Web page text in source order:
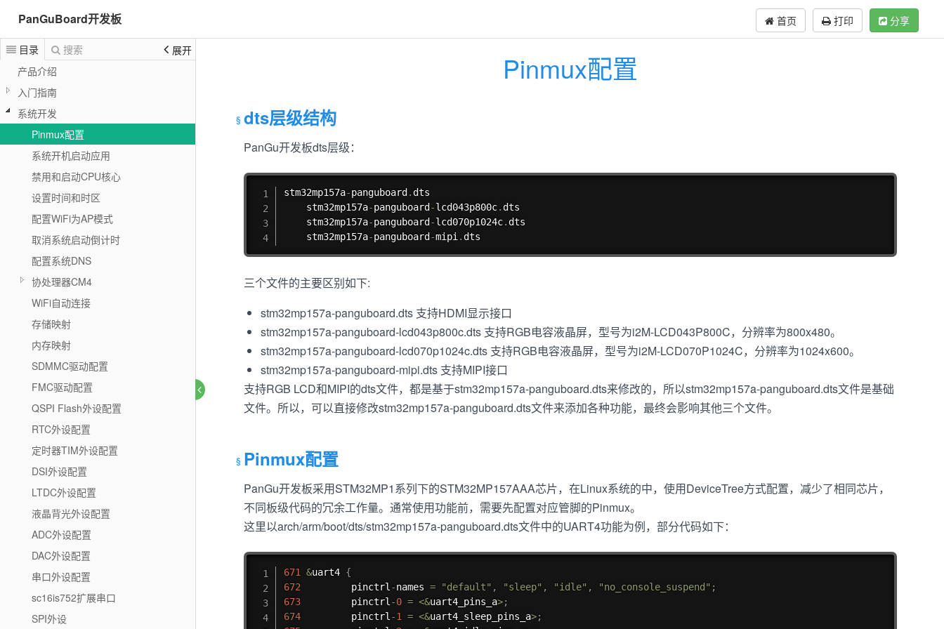
PanGuBoard开发板 首页 打印 分享
目录 搜索
展开
产品介绍
入门指南
系统开发
Pinmux配置
系统开机启动应用
禁用和启动CPU核心
设置时间和时区
配置WiFi为AP模式
取消系统启动倒计时
配置系统DNS
协处理器CM4
WiFi自动连接
存储映射
内存映射
SDMMC驱动配置
FMC驱动配置
QSPI Flash外设配置
RTC外设配置
定时器TIM外设配置
DSI外设配置
LTDC外设配置
液晶背光外设配置
ADC外设配置
DAC外设配置
串口外设配置
sc16is752扩展串口
SPI外设
Pinmux配置
dts层级结构
PanGu开发板dts层级：
stm32mp157a-panguboard . dts
	stm32mp157a
-panguboard -lcd043p800c. dts
	stm32mp157a
-panguboard -lcd070p1024c. dts
	stm32mp157a
-panguboard -mipi . dts
三个文件的主要区别如下:
stm32mp157a-panguboard.dts 支持HDMI显示接口
stm32mp157a-panguboard-lcd043p800c.dts 支持RGB电容液晶屏，型号为i2M-LCD043P800C，分辨率为800x480。
stm32mp157a-panguboard-lcd070p1024c.dts 支持RGB电容液晶屏，型号为i2M-LCD070P1024C，分辨率为1024x600。
stm32mp157a-panguboard-mipi.dts 支持MIPI接口
支持RGB LCD和MIPI的dts文件，都是基于stm32mp157a-panguboard.dts来修改的，所以stm32mp157a-panguboard.dts文件是基础
文件。所以，可以直接修改stm32mp157a-panguboard.dts文件来添加各种功能，最终会影响其他三个文件。
Pinmux配置
PanGu开发板采用STM32MP1系列下的STM32MP157AAA芯片，在Linux系统的中，使用DeviceTree方式配置，减少了相同芯片，
不同板级代码的冗余工作量。通常使用功能前，需要先配置对应管脚的Pinmux。
这里以arch/arm/boot/dts/stm32mp157a-panguboard.dts文件中的UART4功能为例，部分代码如下：
671 &uart4 {
672
         pinctrl
-names = "default" , "sleep" , "idle" , "no_console_suspend" ;
673
         pinctrl
-0 = <&uart4_pins_a>;
674
         pinctrl
-1 = <&uart4_sleep_pins_a>;